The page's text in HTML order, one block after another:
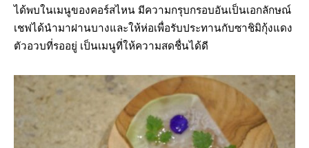
ได้พบในเมนูของคอร์สไหน มีความกรุบกรอบอันเป็นเอกลักษณ์
เชฟได้นำมาฝานบางและให้ห่อเพื่อรับประทานกับซาชิมิกุ้งแดง
ตัวอวบที่รออยู่ เป็นเมนูที่ให้ความสดชื่นได้ดี